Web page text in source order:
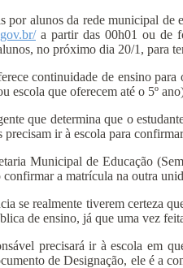
por alunos da rede municipal
a partir das 00h01 ou de
no próximo dia 20/1, para
continuidade de ensino
escola que oferecem até o 5º
que determina que o
ir à escola para
Municipal de Educação
a matrícula na outra
se realmente tiverem certeza
de ensino, já que uma vez
precisará ir à escola em
de Designação, ele é a